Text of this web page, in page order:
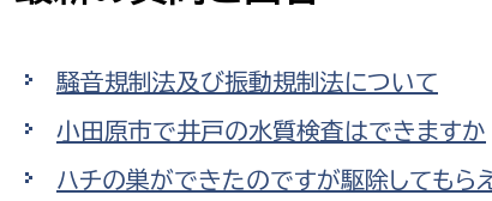
イベント・講座な
まちづくりに関
小田原城総合管理事務所
経済部
産業政策課
都市部
都市政
騒音規制法及び振動規制法について
小田原市で井戸の水質検査はできますか
ハチの巣ができたのですが駆除してもら